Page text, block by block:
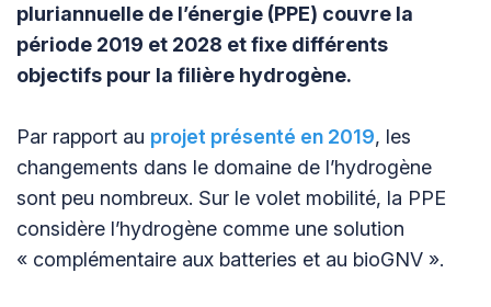
pluriannuelle de l’énergie (PPE) couvre la
période 2019 et 2028 et fixe différents
objectifs pour la filière hydrogène.
Par rapport au projet présenté en 2019, les
changements dans le domaine de l’hydrogène
sont peu nombreux. Sur le volet mobilité, la PPE
considère l’hydrogène comme une solution
« complémentaire aux batteries et au bioGNV ».